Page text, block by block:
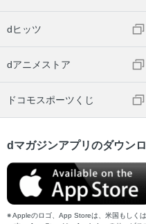
dヒッツ
dアニメストア
ドコモスポーツくじ
dマガジンアプリのダウン
Appleのロゴ、App Storeは、米国もしく